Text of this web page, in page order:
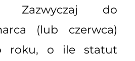
Zazwyczaj do
(lub czerwca)
roku, o ile statut